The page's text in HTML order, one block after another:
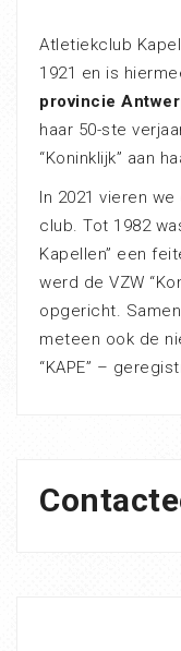
Atletiekclub
1921 en is
provincie
haar 50-ste
“Koninklijk” aan
In 2021 vieren
club. Tot 1982
Kapellen” een
werd de VZW
opgericht.
meteen ook de
“KAPE” –